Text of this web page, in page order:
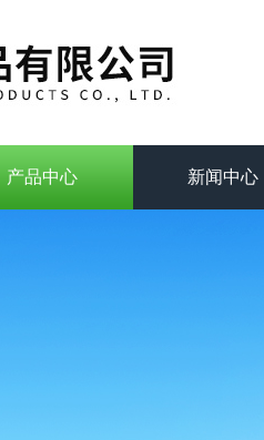
产品中心 新闻中心